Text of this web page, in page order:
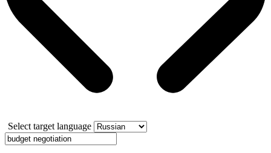
Select target language